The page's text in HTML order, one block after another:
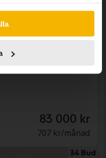
83 000 kr
707 kr/månad
34 Bud